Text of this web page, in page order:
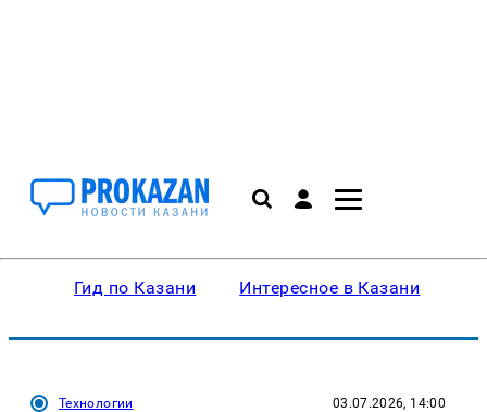
Гид по Казани Интересное в Казани
Технологии 03.07.2026, 14:00